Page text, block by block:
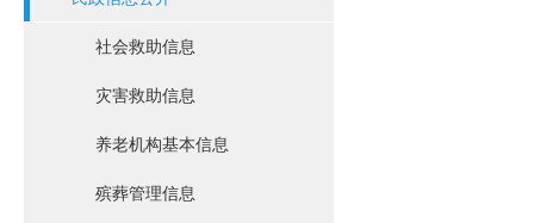
社会救助信息
灾害救助信息
养老机构基本信息
殡葬管理信息